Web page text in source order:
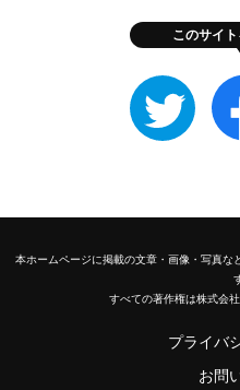
このサイ
Twitter
で
る
本ホームページに掲載の文章・画像・写真な
すべての著作権は株式会
プライバ
お問